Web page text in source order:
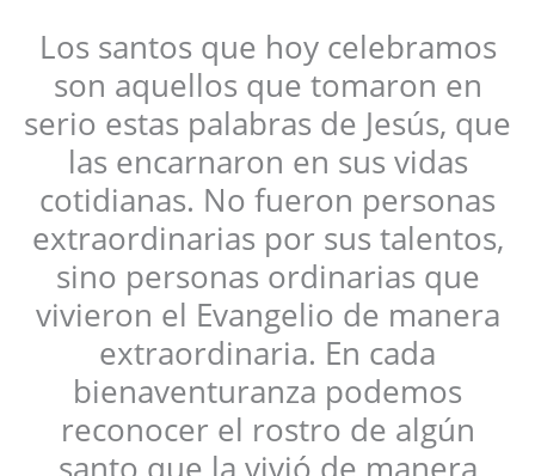
Los santos que hoy celebramos
son aquellos que tomaron en
serio estas palabras de Jesús, que
las encarnaron en sus vidas
cotidianas. No fueron personas
extraordinarias por sus talentos,
sino personas ordinarias que
vivieron el Evangelio de manera
extraordinaria. En cada
bienaventuranza podemos
reconocer el rostro de algún